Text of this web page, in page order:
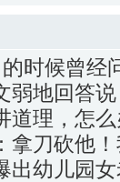
时候曾经
弱地回答
道理，怎
拿刀砍他！
出幼儿园